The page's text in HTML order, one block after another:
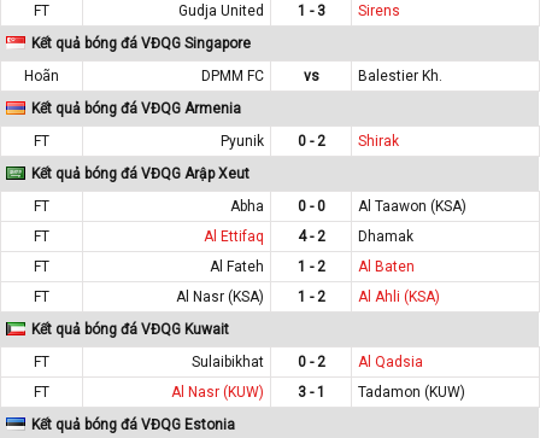
FT
Gudja United 1 - 3
Sirens
Kết quả bóng đá VĐQG Singapore
Hoãn
DPMM FC vs
Balestier Kh.
Kết quả bóng đá VĐQG Armenia
FT
Pyunik 0 - 2
Shirak
Kết quả bóng đá VĐQG Arập Xeut
FT
Abha 0 - 0
Al Taawon (KSA)
FT
Al Ettifaq 4 - 2
Dhamak
FT
Al Fateh 1 - 2
Al Baten
FT
Al Nasr (KSA) 1 - 2
Al Ahli (KSA)
Kết quả bóng đá VĐQG Kuwait
FT
Sulaibikhat 0 - 2
Al Qadsia
FT
Al Nasr (KUW) 3 - 1
Tadamon (KUW)
Kết quả bóng đá VĐQG Estonia